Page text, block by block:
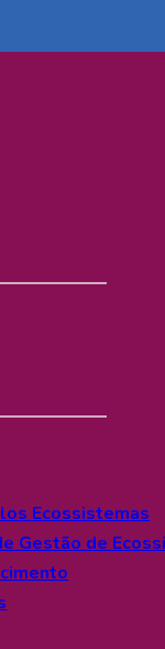
Ecossistemas
Gestão de